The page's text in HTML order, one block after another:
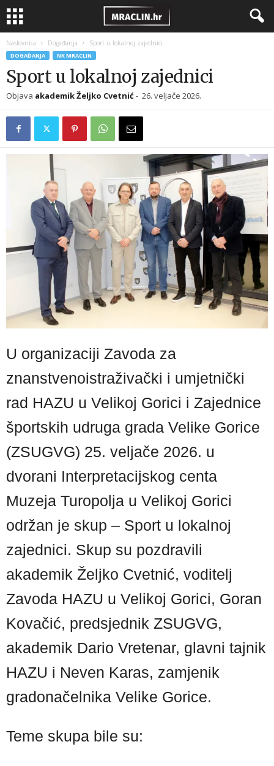
Naslovnica Događanja Sport u lokalnoj zajednici
DOGAĐANJA NK MRACLIN
Sport u lokalnoj zajednici
Objava akademik Željko Cvetnić- 26. veljače 2026.
U organizaciji Zavoda za
znanstvenoistraživački i umjetnički
rad HAZU u Velikoj Gorici i Zajednice
športskih udruga grada Velike Gorice
(ZSUGVG) 25. veljače 2026. u
dvorani Interpretacijskog centa
Muzeja Turopolja u Velikoj Gorici
održan je skup – Sport u lokalnoj
zajednici. Skup su pozdravili
akademik Željko Cvetnić, voditelj
Zavoda HAZU u Velikoj Gorici, Goran
Kovačić, predsjednik ZSUGVG,
akademik Dario Vretenar, glavni tajnik
HAZU i Neven Karas, zamjenik
gradonačelnika Velike Gorice.
Teme skupa bile su: